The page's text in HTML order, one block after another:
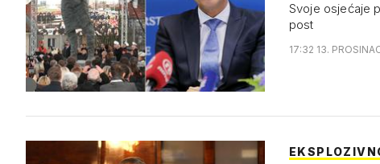
Svoje osjećaje
post
17:32 13.